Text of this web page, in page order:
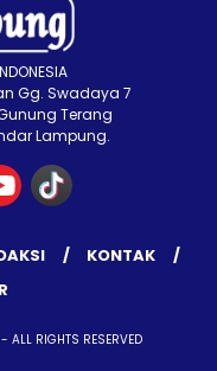
Gg. Swadaya 7
Terang
Lampung.
KONTAK
RIGHTS RESERVED